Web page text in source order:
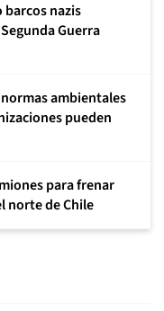
nazis
Guerra
ambientales
pueden
para frenar
norte de Chile